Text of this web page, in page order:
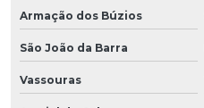
Armação dos Búzios
São João da Barra
Vassouras